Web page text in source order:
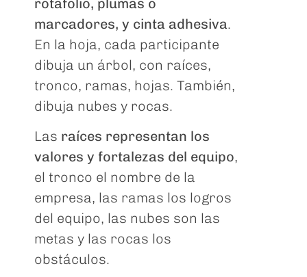
marcadores, y cinta adhesiva.
En la hoja, cada participante
dibuja un árbol, con raíces,
tronco, ramas, hojas. También,
dibuja nubes y rocas.
Las raíces representan los
valores y fortalezas del equipo,
el tronco el nombre de la
empresa, las ramas los logros
del equipo, las nubes son las
metas y las rocas los
obstáculos.